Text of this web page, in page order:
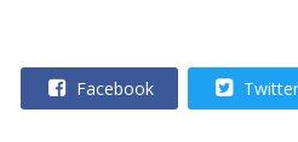
Facebook Twitter